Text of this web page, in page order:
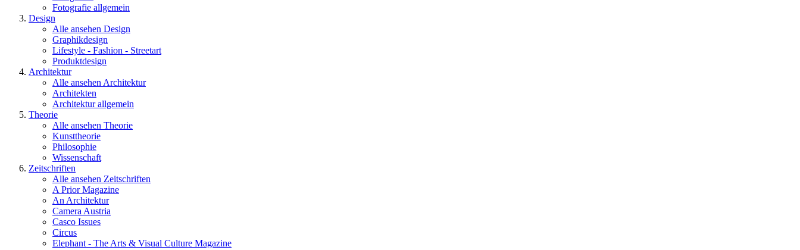
Fotografie allgemein
Design
Alle ansehen Design
Graphikdesign
Lifestyle - Fashion - Streetart
Produktdesign
Architektur
Alle ansehen Architektur
Architekten
Architektur allgemein
Theorie
Alle ansehen Theorie
Kunsttheorie
Philosophie
Wissenschaft
Zeitschriften
Alle ansehen Zeitschriften
A Prior Magazine
An Architektur
Camera Austria
Casco Issues
Circus
Elephant - The Arts & Visual Culture Magazine